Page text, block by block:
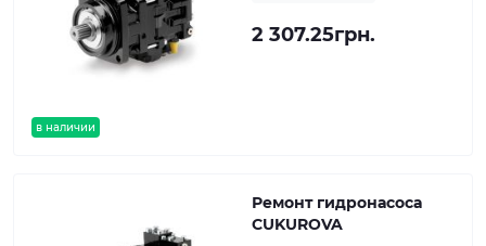
в наличии
2 307.25грн.
Ремонт гидронасоса
CUKUROVA